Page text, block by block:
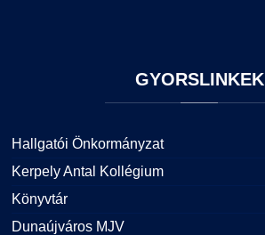
GYORSLINKEK
Hallgatói Önkormányzat
Kerpely Antal Kollégium
Könyvtár
Dunaújváros MJV